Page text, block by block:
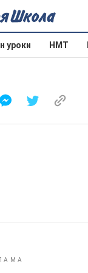
уроки НМТ